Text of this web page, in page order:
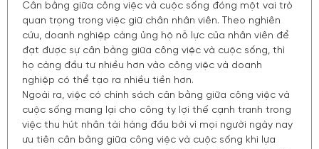
Cân bằng giữa công việc và cuộc sống đóng một vai trò
quan trọng trong việc giữ chân nhân viên. Theo nghiên
cứu, doanh nghiệp càng ủng hộ nỗ lực của nhân viên để
đạt được sự cân bằng giữa công việc và cuộc sống, thì
họ càng đầu tư nhiều hơn vào công việc và doanh
nghiệp có thể tạo ra nhiều tiền hơn.
Ngoài ra, việc có chính sách cân bằng giữa công việc và
cuộc sống mang lại cho công ty lợi thế cạnh tranh trong
việc thu hút nhân tài hàng đầu bởi vì mọi người ngày nay
ưu tiên cân bằng giữa công việc và cuộc sống khi lựa